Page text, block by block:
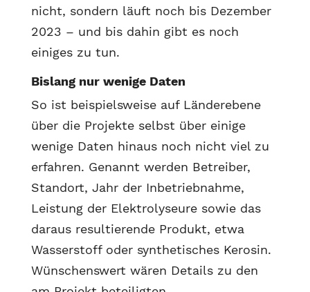
nicht, sondern läuft noch bis Dezember
2023 – und bis dahin gibt es noch
einiges zu tun.
Bislang nur wenige Daten
So ist beispielsweise auf Länderebene
über die Projekte selbst über einige
wenige Daten hinaus noch nicht viel zu
erfahren. Genannt werden Betreiber,
Standort, Jahr der Inbetriebnahme,
Leistung der Elektrolyseure sowie das
daraus resultierende Produkt, etwa
Wasserstoff oder synthetisches Kerosin.
Wünschenswert wären Details zu den